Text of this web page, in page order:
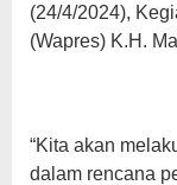
(24/4/2024),
(Wapres) K.H.
“Kita akan
dalam rencana